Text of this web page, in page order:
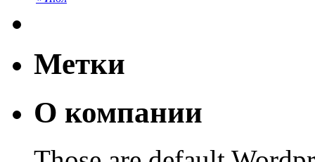
Метки
О компании